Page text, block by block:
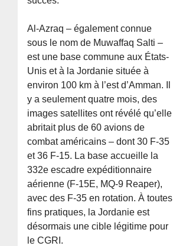
Al-Azraq – également connue
sous le nom de Muwaffaq Salti –
est une base commune aux États-
Unis et à la Jordanie située à
environ 100 km à l’est d’Amman. Il
y a seulement quatre mois, des
images satellites ont révélé qu’elle
abritait plus de 60 avions de
combat américains – dont 30 F-35
et 36 F-15. La base accueille la
332e escadre expéditionnaire
aérienne (F-15E, MQ-9 Reaper),
avec des F-35 en rotation. À toutes
fins pratiques, la Jordanie est
désormais une cible légitime pour
le CGRI.